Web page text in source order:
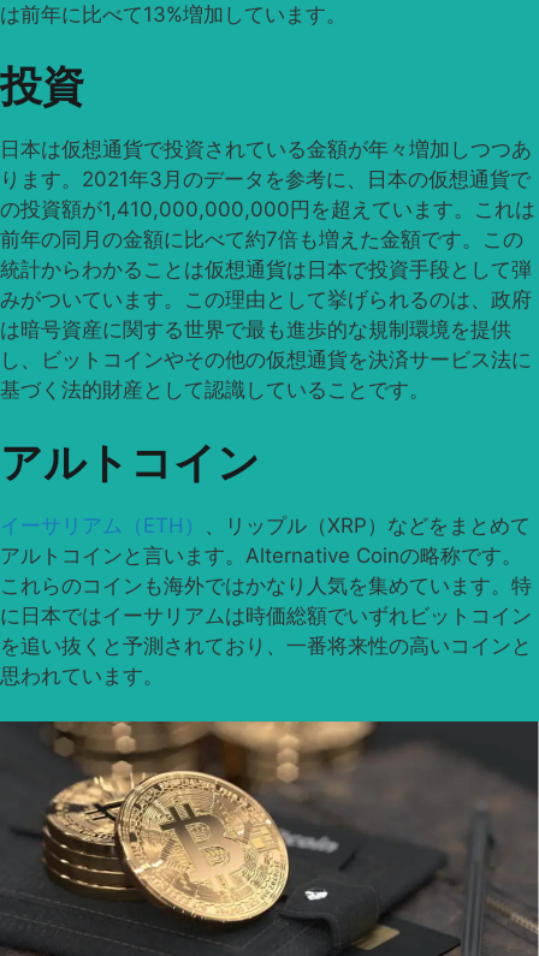
は前年に比べて13%増加しています。
投資
日本は仮想通貨で投資されている金額が年々増加しつつあ
ります。2021年3月のデータを参考に、日本の仮想通貨で
の投資額が1,410,000,000,000円を超えています。これは
前年の同月の金額に比べて約7倍も増えた金額です。この
統計からわかることは仮想通貨は日本で投資手段として弾
みがついています。この理由として挙げられるのは、政府
は暗号資産に関する世界で最も進歩的な規制環境を提供
し、ビットコインやその他の仮想通貨を決済サービス法に
基づく法的財産として認識していることです。
アルトコイン
イーサリアム（ETH）
、リップル（XRP）などをまとめて
アルトコインと言います。Alternative Coinの略称です。
これらのコインも海外ではかなり人気を集めています。特
に日本ではイーサリアムは時価総額でいずれビットコイン
を追い抜くと予測されており、一番将来性の高いコインと
思われています。